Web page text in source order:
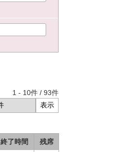
1 - 10件 / 93件
終了時間 残席